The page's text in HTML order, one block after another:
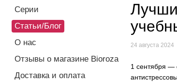
24 августа 2024
1 сентября —
Серии
Статьи/Блог
О нас
Отзывы о магазине Bioroza
Доставка и оплата